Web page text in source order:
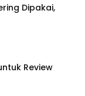
Dipakai,
Review